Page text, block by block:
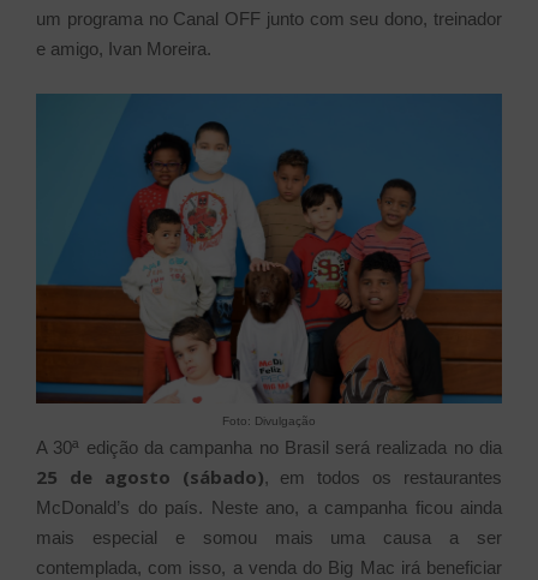
um programa no Canal OFF junto com seu dono, treinador
e amigo, Ivan Moreira.
Foto: Divulgação
A 30ª edição da campanha no Brasil será realizada no dia
25 de agosto (sábado), em todos os restaurantes
McDonald’s do país. Neste ano, a campanha ficou ainda
mais especial e somou mais uma causa a ser
contemplada, com isso, a venda do Big Mac irá beneficiar